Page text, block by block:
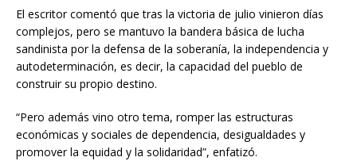
El escritor comentó que tras la victoria de julio vinieron días
complejos, pero se mantuvo la bandera básica de lucha
sandinista por la defensa de la soberanía, la independencia y
autodeterminación, es decir, la capacidad del pueblo de
construir su propio destino.
“Pero además vino otro tema, romper las estructuras
económicas y sociales de dependencia, desigualdades y
promover la equidad y la solidaridad”, enfatizó.